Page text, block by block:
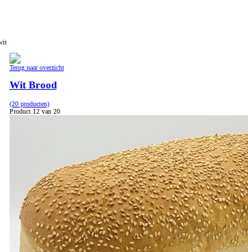
Terug naar overzicht
Wit Brood
(20 producten)
Product 12 van 20